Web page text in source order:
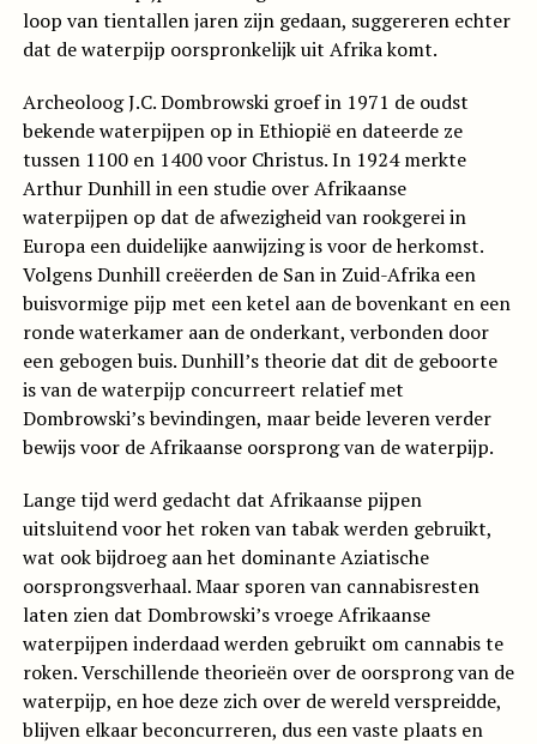
loop van tientallen jaren zijn gedaan, suggereren echter
dat de waterpijp oorspronkelijk uit Afrika komt.
Archeoloog J.C. Dombrowski groef in 1971 de oudst
bekende waterpijpen op in Ethiopië en dateerde ze
tussen 1100 en 1400 voor Christus. In 1924 merkte
Arthur Dunhill in een studie over Afrikaanse
waterpijpen op dat de afwezigheid van rookgerei in
Europa een duidelijke aanwijzing is voor de herkomst.
Volgens Dunhill creëerden de San in Zuid-Afrika een
buisvormige pijp met een ketel aan de bovenkant en een
ronde waterkamer aan de onderkant, verbonden door
een gebogen buis. Dunhill’s theorie dat dit de geboorte
is van de waterpijp concurreert relatief met
Dombrowski’s bevindingen, maar beide leveren verder
bewijs voor de Afrikaanse oorsprong van de waterpijp.
Lange tijd werd gedacht dat Afrikaanse pijpen
uitsluitend voor het roken van tabak werden gebruikt,
wat ook bijdroeg aan het dominante Aziatische
oorsprongsverhaal. Maar sporen van cannabisresten
laten zien dat Dombrowski’s vroege Afrikaanse
waterpijpen inderdaad werden gebruikt om cannabis te
roken. Verschillende theorieën over de oorsprong van de
waterpijp, en hoe deze zich over de wereld verspreidde,
blijven elkaar beconcurreren, dus een vaste plaats en